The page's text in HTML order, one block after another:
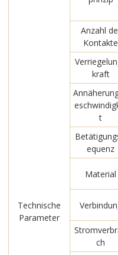
Technische
Parameter
Anzahl
Kontakte
kraft
t
equenz
Material
ch